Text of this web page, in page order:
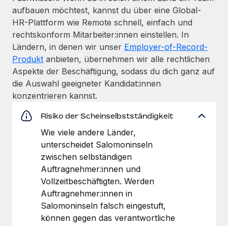
aufbauen möchtest, kannst du über eine Global-
HR-Plattform wie Remote schnell, einfach und
rechtskonform Mitarbeiter:innen einstellen. In
Ländern, in denen wir unser Employer-of-Record-
Produkt anbieten, übernehmen wir alle rechtlichen
Aspekte der Beschäftigung, sodass du dich ganz auf
die Auswahl geeigneter Kandidat:innen
konzentrieren kannst.
Risiko der Scheinselbstständigkeit
Wie viele andere Länder,
unterscheidet Salomoninseln
zwischen selbständigen
Auftragnehmer:innen und
Vollzeitbeschäftigten. Werden
Auftragnehmer:innen in
Salomoninseln falsch eingestuft,
können gegen das verantwortliche